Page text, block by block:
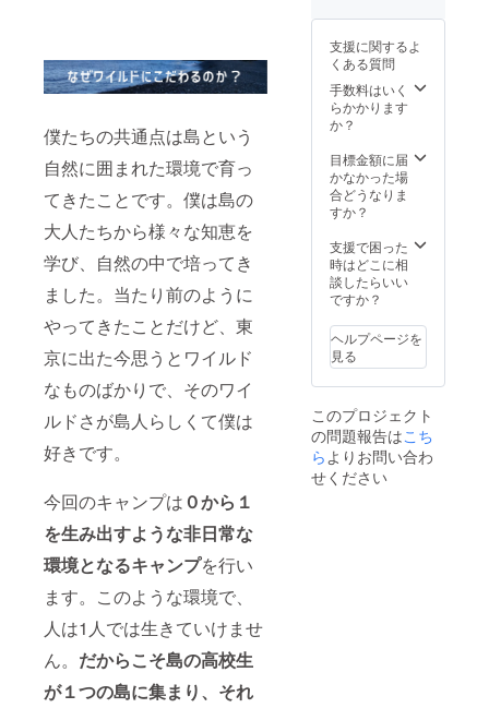
僕たちの共通点は島という
自然に囲まれた環境で育っ
てきたことです。僕は島の
大人たちから様々な知恵を
学び、自然の中で培ってき
ました。当たり前のように
やってきたことだけど、東
京に出た今思うとワイルド
なものばかりで、そのワイ
ルドさが島人らしくて僕は
好きです。
今回のキャンプは ０から１
を生み出すような非日常な
環境となるキャンプを行い
ます。このような環境で、
人は1人では生きていけませ
ん。 だからこそ島の高校生
が１つの島に集まり、それ
により
変動し
ます。
す。 ※T
のバッ
クプリ
ントへ
の記載
となり
※掲載サ
イズは
全体の
スポン
により
変動し
ます。
※こちら
ターン
を購入
してい
ただい
は、ご
支援の
際にい
ただい
たメー
支援に関するよ
くある質問
手数料はいく
らかかります
か？
目標金額に届
かなかった場
合どうなりま
すか？
支援で困った
時はどこに相
談したらいい
ですか？
ヘルプページを
見る
このプロジェクト
の問題報告はこち
ら よりお問い合わ
せください